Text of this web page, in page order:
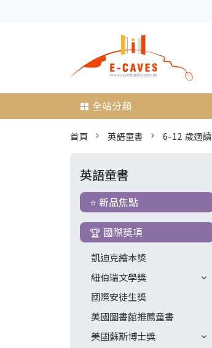
全站分類
首頁 英語童書 6-12 歲適讀
英語童書
⭐ 新品焦點
🏆 國際獎項
凱迪克繪本獎
紐伯瑞文學獎
國際安徒生獎
美國圖書館推薦童書
美國蘇斯博士獎